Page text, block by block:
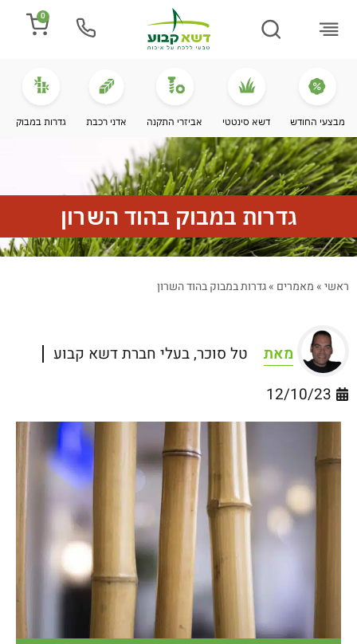
0
מבצעי החודש דשא סינטטי אביזרי התקנה אדני רכבת גדרות במבוק
גדרות במבוק בהוד השרון
ראשי»מאמרים »גדרות במבוק בהוד השרון
מאת
טל סוכר, בעלי חברת דשא קבוע
12/10/23